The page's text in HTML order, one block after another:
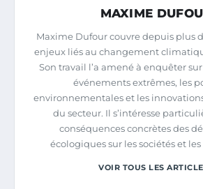
MAXIME
Maxime Dufour couvre depuis plus
enjeux liés au changement
Son travail l’a amené à enquêter
événements extrêmes, les
environnementales et les
du secteur. Il s’intéresse
conséquences concrètes des
écologiques sur les sociétés et les
VOIR TOUS LES